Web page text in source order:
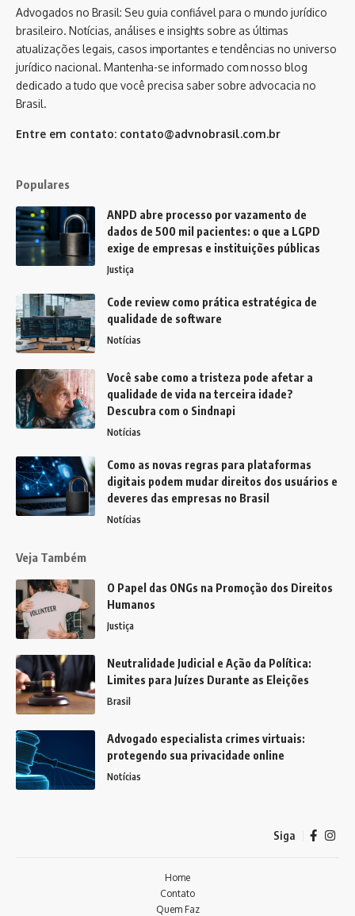
Advogados no Brasil: Seu guia confiável para o mundo jurídico
brasileiro. Notícias, análises e insights sobre as últimas
atualizações legais, casos importantes e tendências no universo
jurídico nacional. Mantenha-se informado com nosso blog
dedicado a tudo que você precisa saber sobre advocacia no
Brasil.
Entre em contato: contato@advnobrasil.com.br
Populares
ANPD abre processo por vazamento de
dados de 500 mil pacientes: o que a LGPD
exige de empresas e instituições públicas
Justiça
Code review como prática estratégica de
qualidade de software
Notícias
Você sabe como a tristeza pode afetar a
qualidade de vida na terceira idade?
Descubra com o Sindnapi
Notícias
Como as novas regras para plataformas
digitais podem mudar direitos dos usuários e
deveres das empresas no Brasil
Notícias
Veja Também
O Papel das ONGs na Promoção dos Direitos
Humanos
Justiça
Neutralidade Judicial e Ação da Política:
Limites para Juízes Durante as Eleições
Brasil
Advogado especialista crimes virtuais:
protegendo sua privacidade online
Notícias
Siga
Home
Contato
Quem Faz